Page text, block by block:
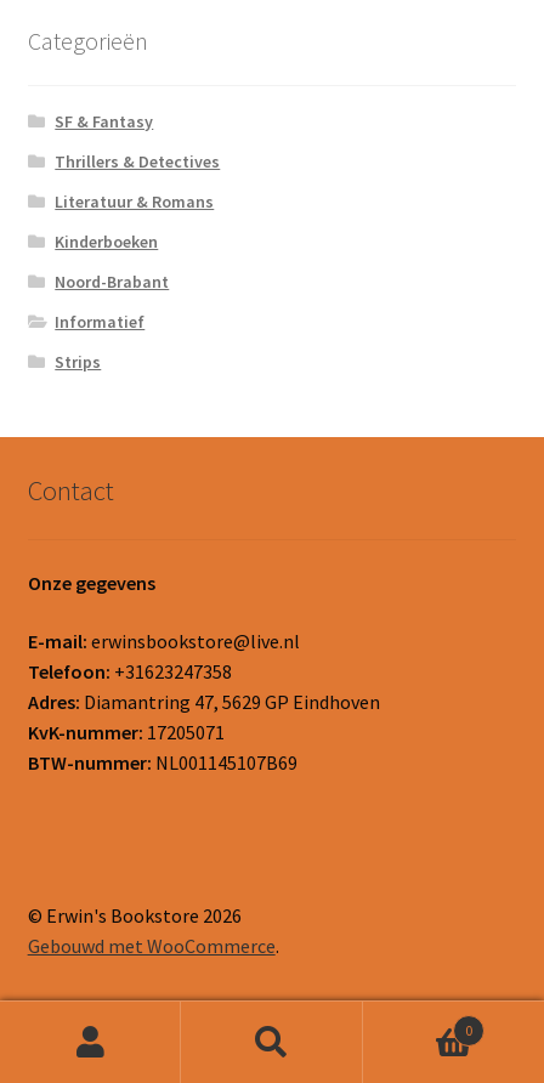
Categorieën
SF & Fantasy
Thrillers & Detectives
Literatuur & Romans
Kinderboeken
Noord-Brabant
Informatief
Strips
Contact
Onze gegevens
E-mail: erwinsbookstore@live.nl
Telefoon: +31623247358
Adres: Diamantring 47, 5629 GP Eindhoven
KvK-nummer: 17205071
BTW-nummer: NL001145107B69
© Erwin's Bookstore 2026
Gebouwd met WooCommerce.
0